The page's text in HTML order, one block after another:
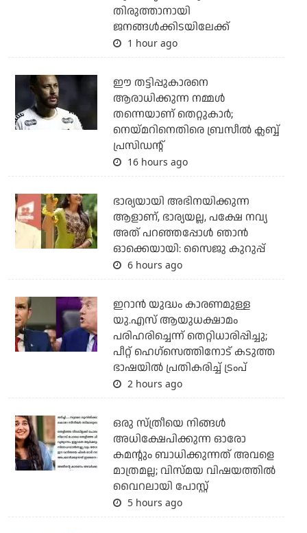
തിരുത്താനായി
ജനങ്ങള്‍ക്കിടയിലേക്ക്
1 hour ago
ഈ തട്ടിപ്പുകാരനെ
ആരാധിക്കുന്ന നമ്മള്‍
തന്നെയാണ് തെറ്റുകാര്‍;
നെയ്മറിനെതിരെ ബ്രസീല്‍ ക്ലബ്ബ്
പ്രസിഡന്റ്
16 hours ago
ഭാര്യയായി അഭിനയിക്കുന്ന
ആളാണ്, ഭാര്യയല്ല, പക്ഷേ നവ്യ
അത് പറഞ്ഞപ്പോള്‍ ഞാന്‍
ഓക്കെയായി: സൈജു കുറുപ്പ്
6 hours ago
ഇറാന്‍ യുദ്ധം കാരണമുള്ള
യു.എസ് ആയുധക്ഷാമം
പരിഹരിച്ചെന്ന് തെറ്റിധാരിപ്പിച്ചു;
പീറ്റ് ഹെഗ്‌സെത്തിനോട് കടുത്ത
ഭാഷയില്‍ പ്രതികരിച്ച് ട്രംപ്
2 hours ago
ഒരു സ്ത്രീയെ നിങ്ങള്‍
അധിക്ഷേപിക്കുന്ന ഓരോ
കമന്റും ബാധിക്കുന്നത് അവളെ
മാത്രമല്ല; വിസ്മയ വിഷയത്തില്‍
വൈറലായി പോസ്റ്റ്
5 hours ago